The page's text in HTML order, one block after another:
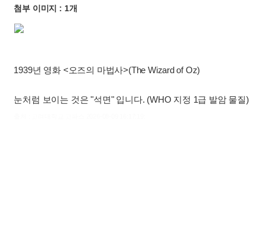
첨부 이미지 : 1개
1939년 영화 <오즈의 마법사>(The Wizard of Oz)
눈처럼 보이는 것은 "석면" 입니다. (WHO 지정 1급 발암 물질)